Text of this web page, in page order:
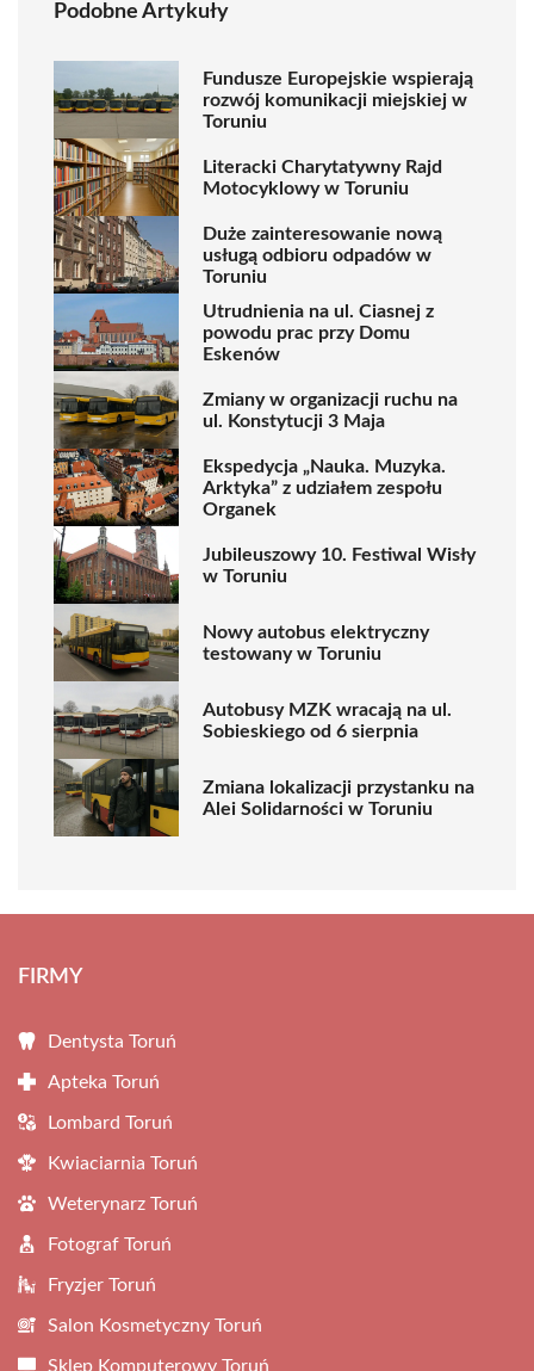
Podobne Artykuły
Fundusze Europejskie wspierają
rozwój komunikacji miejskiej w
Toruniu
Literacki Charytatywny Rajd
Motocyklowy w Toruniu
Duże zainteresowanie nową
usługą odbioru odpadów w
Toruniu
Utrudnienia na ul. Ciasnej z
powodu prac przy Domu
Eskenów
Zmiany w organizacji ruchu na
ul. Konstytucji 3 Maja
Ekspedycja „Nauka. Muzyka.
Arktyka” z udziałem zespołu
Organek
Jubileuszowy 10. Festiwal Wisły
w Toruniu
Nowy autobus elektryczny
testowany w Toruniu
Autobusy MZK wracają na ul.
Sobieskiego od 6 sierpnia
Zmiana lokalizacji przystanku na
Alei Solidarności w Toruniu
FIRMY
Dentysta Toruń
Apteka Toruń
Lombard Toruń
Kwiaciarnia Toruń
Weterynarz Toruń
Fotograf Toruń
Fryzjer Toruń
Salon Kosmetyczny Toruń
Sklep Komputerowy Toruń